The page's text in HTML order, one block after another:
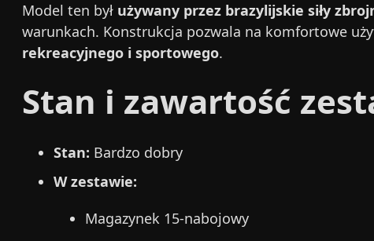
Model ten był używany przez brazylijskie siły
warunkach. Konstrukcja pozwala na komfortowe
rekreacyjnego i sportowego.
Stan i zawartość
Stan: Bardzo dobry
W zestawie:
Magazynek 15-nabojowy